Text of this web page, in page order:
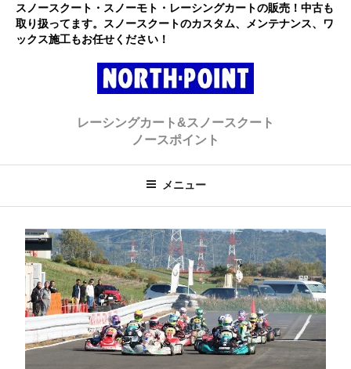
プ
スノースクート・スノーモト・レーシングカートの販売！中古も
取り扱ってます。スノースクートのカスタム、メンテナンス、ワ
ックス施工もお任せください！
ト ノースポイント
レーシングカート&スノースクート
ノースポイント
メニュー